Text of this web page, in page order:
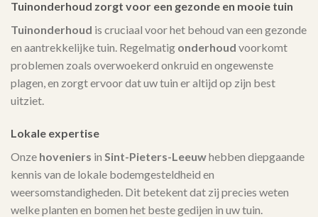
Tuinonderhoud zorgt voor een gezonde en mooie tuin
Tuinonderhoud is cruciaal voor het behoud van een gezonde
en aantrekkelijke tuin. Regelmatig onderhoud voorkomt
problemen zoals overwoekerd onkruid en ongewenste
plagen, en zorgt ervoor dat uw tuin er altijd op zijn best
uitziet.
Lokale expertise
Onze hoveniers in Sint-Pieters-Leeuwhebben diepgaande
kennis van de lokale bodemgesteldheid en
weersomstandigheden. Dit betekent dat zij precies weten
welke planten en bomen het beste gedijen in uw tuin.